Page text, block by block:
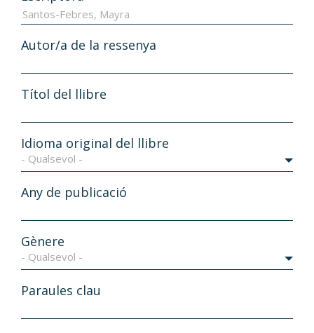
Autor/a de la ressenya
Títol del llibre
Idioma original del llibre
- Qualsevol -
Any de publicació
Gènere
- Qualsevol -
Paraules clau